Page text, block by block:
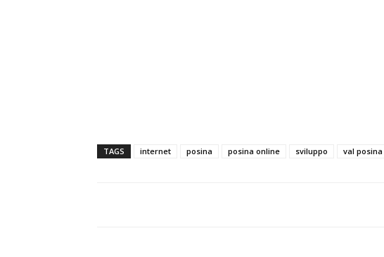
TAGS internet posina posina online sviluppo val posina